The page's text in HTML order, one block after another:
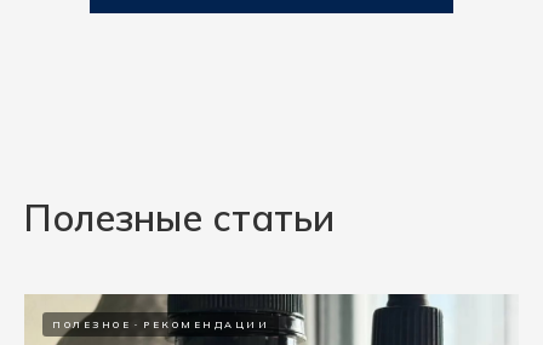
Полезные статьи
ПОЛЕЗНОЕ РЕКОМЕНДАЦИИ